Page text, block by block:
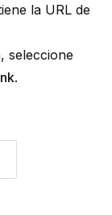
la URL de
seleccione
.